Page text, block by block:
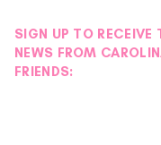
SIGN UP TO RECEIVE
NEWS FROM
FRIENDS: